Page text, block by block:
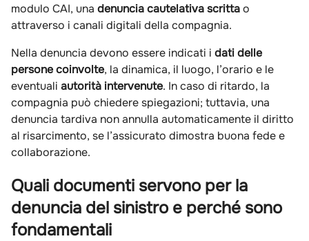
modulo CAI, una denuncia cautelativa scrittao
attraverso i canali digitali della compagnia.
Nella denuncia devono essere indicati i dati delle
persone coinvolte, la dinamica, il luogo, l’orario e le
eventuali autorità intervenute. In caso di ritardo, la
compagnia può chiedere spiegazioni; tuttavia, una
denuncia tardiva non annulla automaticamente il diritto
al risarcimento, se l’assicurato dimostra buona fede e
collaborazione.
Quali documenti servono per la
denuncia del sinistro e perché sono
fondamentali